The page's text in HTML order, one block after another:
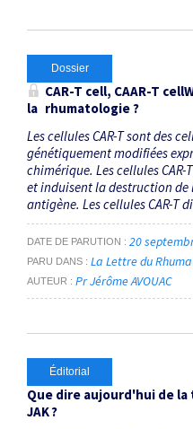
Dossier
CAR-T cell, CAAR-T cell
la rhumatologie ?
Les cellules CAR-T sont des
génétiquement modifiées
chimérique. Les cellules
et induisent la destruction
antigène. Les cellules CAR-T
DATE DE PARUTION 20
PARU DANS La Lettre du
AUTEUR Pr Jérôme AVOUAC
Éditorial
Que dire aujourd'hui de
JAK ?